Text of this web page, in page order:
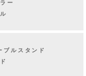
ー
ブルスタンド